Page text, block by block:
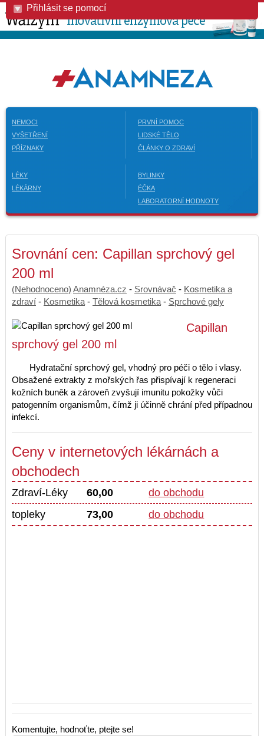
Přihlásit se pomocí
NEMOCI
VYŠETŘENÍ
PŘÍZNAKY
PRVNÍ POMOC
LIDSKÉ TĚLO
ČLÁNKY O ZDRAVÍ
LÉKY
LÉKÁRNY
BYLINKY
ÉČKA
LABORATORNÍ HODNOTY
Srovnání cen: Capillan sprchový gel
200 ml
(Nehodnoceno) Anamnéza.cz - Srovnávač - Kosmetika a
zdraví - Kosmetika - Tělová kosmetika - Sprchové gely
Capillan
sprchový gel 200 ml
Hydratační sprchový gel, vhodný pro péči o tělo i vlasy.
Obsažené extrakty z mořských řas přispívají k regeneraci
kožních buněk a zároveň zvyšují imunitu pokožky vůči
patogenním organismům, čímž ji účinně chrání před případnou
infekcí.
Ceny v internetových lékárnách a
obchodech
Zdraví-Léky 60,00
do obchodu
topleky
73,00 do obchodu
Komentujte, hodnoťte, ptejte se!